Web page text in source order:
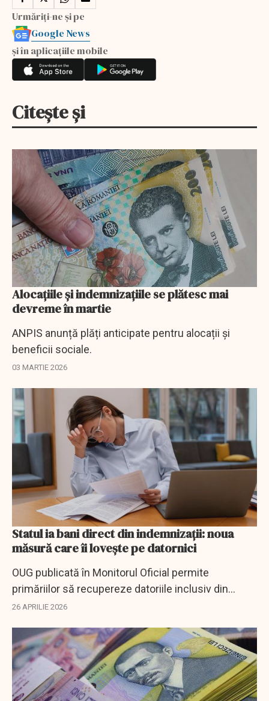
Urmăriți-ne și pe
Google News
și în aplicațiile mobile
Citește și
Alocațiile și indemnizațiile se plătesc mai
devreme în martie
ANPIS anunță plăți anticipate pentru alocații și
beneficii sociale.
03 MARTIE 2026
Statul ia bani direct din indemnizații: noua
măsură care îi lovește pe datornici
OUG publicată în Monitorul Oficial permite
primăriilor să recupereze datoriile inclusiv din
indemnizații sociale, pentru creșterea colectării.
26 APRILIE 2026